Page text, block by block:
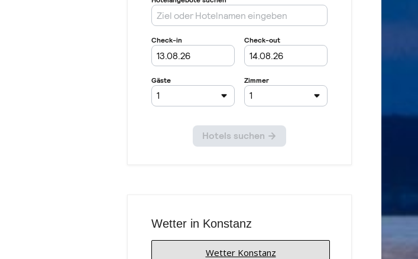
Wetter in Konstanz
Wetter Konstanz